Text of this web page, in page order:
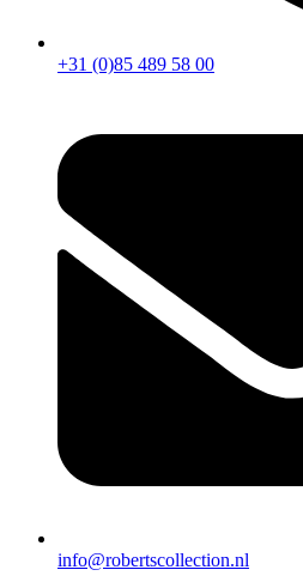
+31 (0)85 489 58 00
info@robertscollection.nl